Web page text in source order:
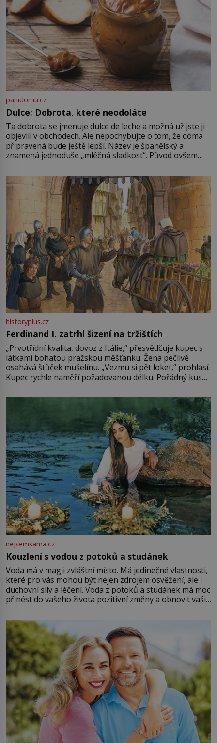
první […]
panidomu.cz
Dulce: Dobrota, které neodoláte
Ta dobrota se jmenuje dulce de leche a možná už jste ji
objevili v obchodech. Ale nepochybujte o tom, že doma
připravená bude ještě lepší. Název je španělský a
znamená jednoduše „mléčná sladkost“. Původ ovšem
pře hned několik latinskoamerických zemí a k tomu
Francie, kde se traduje,
historyplus.cz
Ferdinand I. zatrhl šizení na tržištích
„Prvotřídní kvalita, dovoz z Itálie,“ přesvědčuje kupec s
látkami bohatou pražskou měšťanku. Žena pečlivě
osahává štůček mušelínu. „Vezmu si pět loket,“ prohlásí.
Kupec rychle naměří požadovanou délku. Pořádný kus
milostpaní. Stačí jenom na sukni,“ zhodnotí švadlena
množství růžového mušelínu. „Ošidili vás, podívejte.“
nejsemsama.cz
Kouzlení s vodou z potoků a studánek
Voda má v magii zvláštní místo. Má jedinečné vlastnosti,
které pro vás mohou být nejen zdrojem osvěžení, ale i
duchovní síly a léčení. Voda z potoků a studánek má moc
přinést do vašeho života pozitivní změny a obnovit vaši
můžete obohatit své rituály a přinést do svého života
větší harmonii a klid. Je důležité